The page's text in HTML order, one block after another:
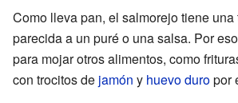
Como lleva pan, el salmorejo tiene una
parecida a un puré o una salsa. Por
para mojar otros alimentos, como
con trocitos de jamón y huevo duropor